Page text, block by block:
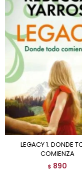
LEGACY 1. DONDE TODO
COMIENZA
$ 890